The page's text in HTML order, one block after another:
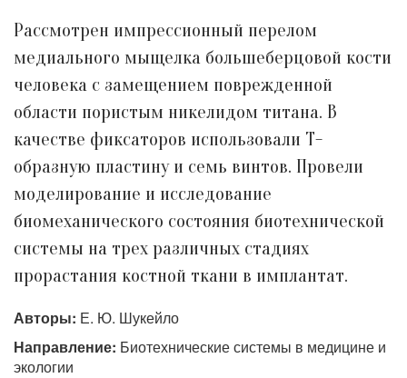
Рассмотрен импрессионный перелом
медиального мыщелка большеберцовой кости
человека с замещением поврежденной
области пористым никелидом титана. В
качестве фиксаторов использовали Т-
образную пластину и семь винтов. Провели
моделирование и исследование
биомеханического состояния биотехнической
системы на трех различных стадиях
прорастания костной ткани в имплантат.
Авторы: Е. Ю. Шукейло
Направление: Биотехнические системы в медицине и
экологии